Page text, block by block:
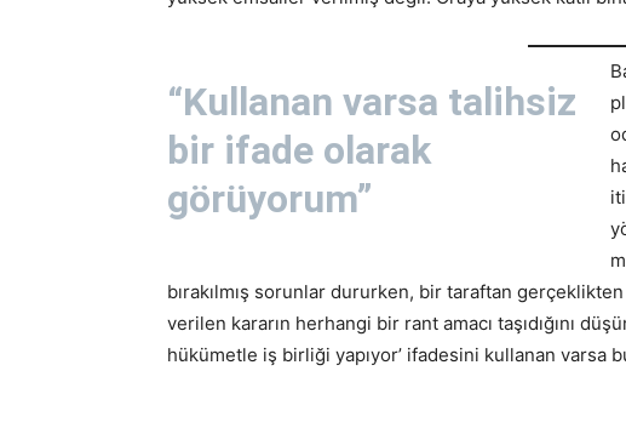
“Kullanan varsa talihsiz
bir ifade olarak
görüyorum”
bırakılmış sorunlar dururken, bir taraftan
verilen kararın herhangi bir rant amacı taşıdığını
hükümetle iş birliği yapıyor’ ifadesini kullanan varsa